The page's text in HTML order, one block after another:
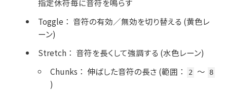
指定休符毎に音符を鳴らす
Toggle ： 音符の有効／無効を切り替える (黄色レ
ーン)
Stretch： 音符を長くして強調する (水色レーン)
Chunks ： 伸ばした音符の長さ (範囲 ： 2 ～ 8
)